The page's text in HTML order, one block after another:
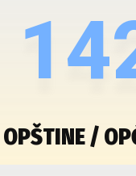
OPŠTINE /